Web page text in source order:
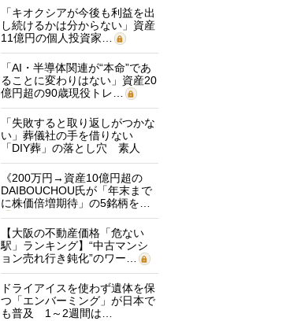
「キオクシアが今後も利益を出
し続けるかは分からない」資産
11億円の個人投資家…
「AI・半導体関連が“本命”であ
ることに変わりはない」資産20
億円超の90歳現役トレ…
「失敗すると取り返しがつかな
い」葬儀社の手を借りない
「DIY葬」の落とし穴 素人
に…
《200万円→資産10億円超の
DAIBOUCHOU氏が「年末まで
に株価倍増期待」の5銘柄を…
【大阪の不動産価格「危ない
駅」ランキング】“中古マンシ
ョン売れ行き鈍化”のワー…
ドライアイスを使わず遺体を保
つ「エンバーミング」が日本で
も普及 1～2週間は…